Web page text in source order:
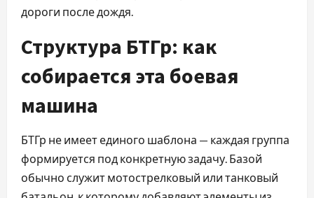
дороги после дождя.
Структура БТГр: как
собирается эта боевая
машина
БТГр не имеет единого шаблона — каждая группа
формируется под конкретную задачу. Базой
обычно служит мотострелковый или танковый